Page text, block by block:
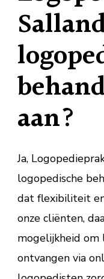
aan?
Ja,
logopedische
dat flexibiliteit
onze cliënten,
mogelijkheid
ontvangen via